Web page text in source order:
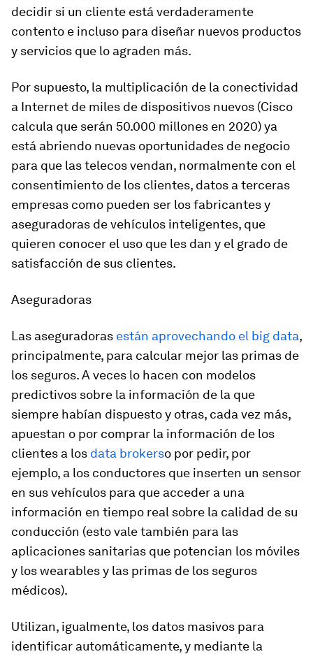
decidir si un cliente está verdaderamente
contento e incluso para diseñar nuevos productos
y servicios que lo agraden más.
Por supuesto, la multiplicación de la conectividad
a Internet de miles de dispositivos nuevos (Cisco
calcula que serán 50.000 millones en 2020) ya
está abriendo nuevas oportunidades de negocio
para que lastelecosvendan, normalmente con el
consentimiento de los clientes, datos a terceras
empresas como pueden ser los fabricantes y
aseguradoras de vehículos inteligentes, que
quieren conocer el uso que les dan y el grado de
satisfacción de sus clientes.
Aseguradoras
Las aseguradoras están aprovechando el big data,
principalmente, para calcular mejor las primas de
los seguros. A veces lo hacen con modelos
predictivos sobre la información de la que
siempre habían dispuesto y otras, cada vez más,
apuestan o por comprar la información de los
clientes a los data brokerso por pedir, por
ejemplo, a los conductores que inserten un sensor
en sus vehículos para que acceder a una
información en tiempo real sobre la calidad de su
conducción (esto vale también para las
aplicaciones sanitarias que potencian los móviles
y loswearablesy las primas de los seguros
médicos).
Utilizan, igualmente, los datos masivos para
identificar automáticamente, y mediante la